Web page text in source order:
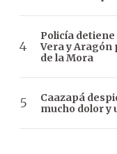
Policía
Vera y Aragón
de la Mora
Caazapá
mucho dolor y